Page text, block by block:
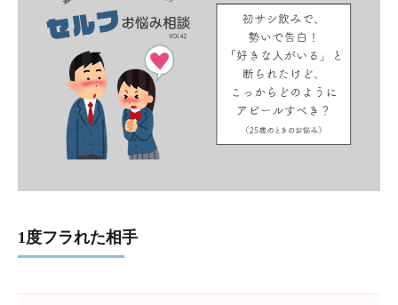
1度フラれた相手